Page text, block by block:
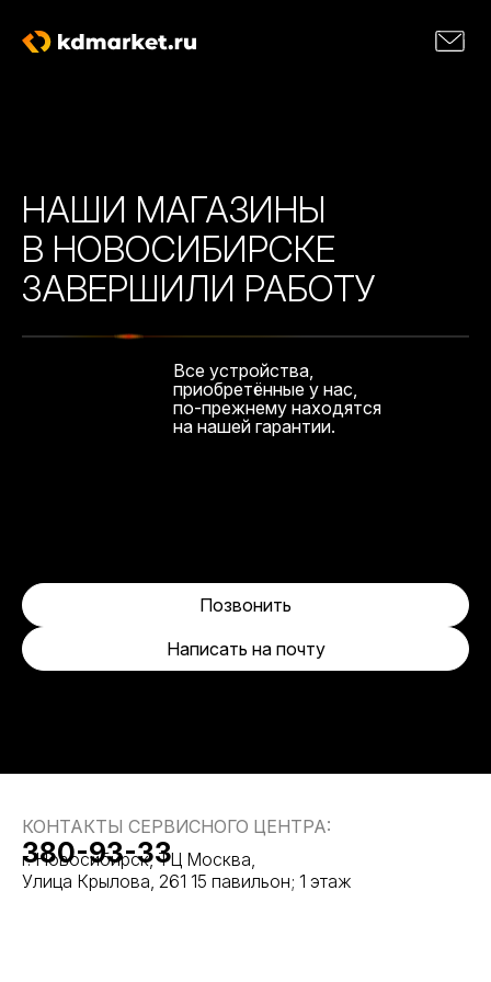
НАШИ МАГАЗИНЫ
В НОВОСИБИРСКЕ
ЗАВЕРШИЛИ РАБОТУ
Все устройства,
приобретённые у нас,
по-прежнему находятся
на нашей гарантии.
Написать на почту
Позвонить
КОНТАКТЫ СЕРВИСНОГО ЦЕНТРА:
г. Новосибирск, ТЦ Москва,
Улица Крылова, 261 15 павильон; 1 этаж
380-93-33